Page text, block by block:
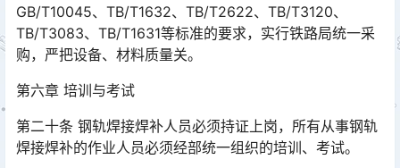
GB/T10045、TB/T1632、TB/T2622、TB/T3120、
TB/T3083、TB/T1631等标准的要求，实行铁路局统一采
购，严把设备、材料质量关。󠅅󠅃󠄵󠅂󠄪󠇖󠆨󠆨󠇕󠆞󠆒󠅬󠇘󠆭󠆘󠇙󠆝󠅵󠇗󠆭󠆁󠄐󠇗󠅹󠅸󠇖󠆍󠅳󠇖󠅹󠅰󠇖󠆌󠅹
第六章 培训与考试
第二十条 钢轨焊接焊补人员必须持证上岗，所有从事钢轨
焊接焊补的作业人员必须经部统一组织的培训、考试。